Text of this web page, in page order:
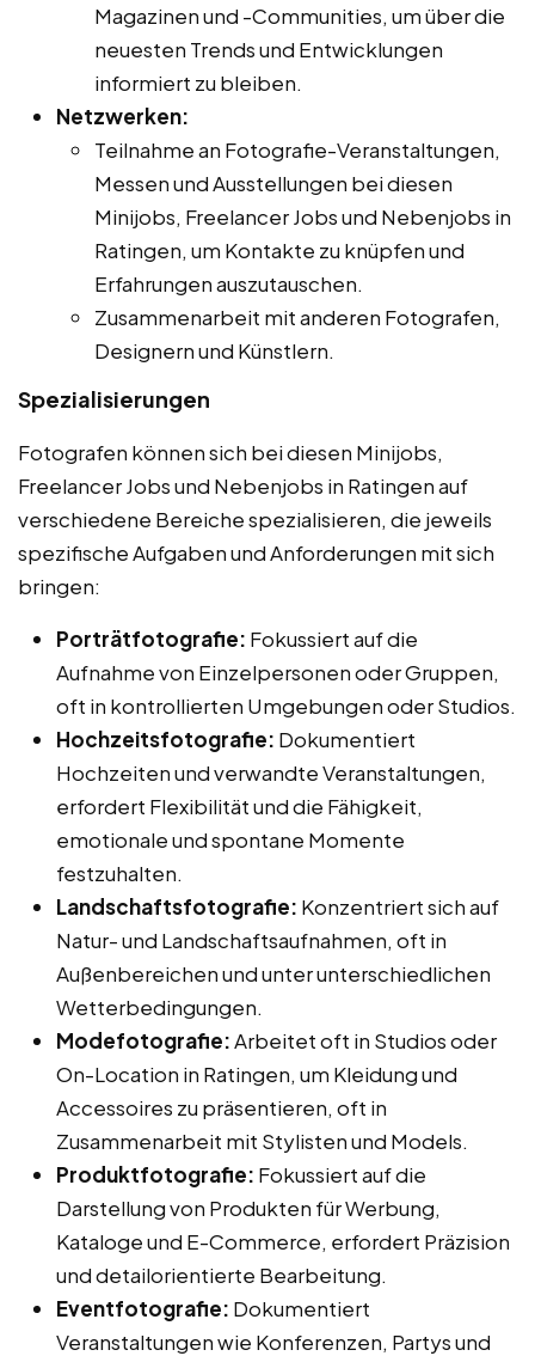
Magazinen und -Communities, um über die
neuesten Trends und Entwicklungen
informiert zu bleiben.
Netzwerken:
Teilnahme an Fotografie-Veranstaltungen,
Messen und Ausstellungen bei diesen
Minijobs, Freelancer Jobs und Nebenjobs in
Ratingen, um Kontakte zu knüpfen und
Erfahrungen auszutauschen.
Zusammenarbeit mit anderen Fotografen,
Designern und Künstlern.
Spezialisierungen
Fotografen können sich bei diesen Minijobs,
Freelancer Jobs und Nebenjobs in Ratingen auf
verschiedene Bereiche spezialisieren, die jeweils
spezifische Aufgaben und Anforderungen mit sich
bringen:
Porträtfotografie: Fokussiert auf die
Aufnahme von Einzelpersonen oder Gruppen,
oft in kontrollierten Umgebungen oder Studios.
Hochzeitsfotografie: Dokumentiert
Hochzeiten und verwandte Veranstaltungen,
erfordert Flexibilität und die Fähigkeit,
emotionale und spontane Momente
festzuhalten.
Landschaftsfotografie: Konzentriert sich auf
Natur- und Landschaftsaufnahmen, oft in
Außenbereichen und unter unterschiedlichen
Wetterbedingungen.
Modefotografie:Arbeitet oft in Studios oder
On-Location in Ratingen, um Kleidung und
Accessoires zu präsentieren, oft in
Zusammenarbeit mit Stylisten und Models.
Produktfotografie: Fokussiert auf die
Darstellung von Produkten für Werbung,
Kataloge und E-Commerce, erfordert Präzision
und detailorientierte Bearbeitung.
Eventfotografie: Dokumentiert
Veranstaltungen wie Konferenzen, Partys und